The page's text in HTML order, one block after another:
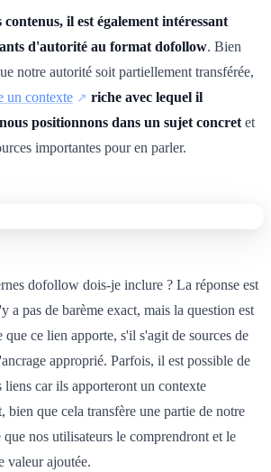
contenus, il est également intéressant
d'autorité au format dofollow. Bien
notre autorité soit partiellement transférée,
un contexte
riche avec lequel il
positionnons dans un sujet concret et
importantes pour en parler.
dofollow dois-je inclure ? La réponse est
a pas de barème exact, mais la question est
que ce lien apporte, s'il s'agit de sources de
approprié. Parfois, il est possible de
liens car ils apporteront un contexte
bien que cela transfère une partie de notre
nos utilisateurs le comprendront et le
valeur ajoutée.